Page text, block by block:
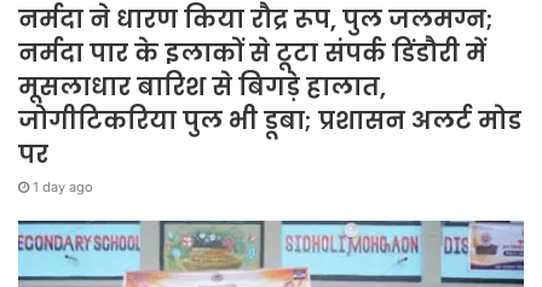
नर्मदा ने धारण किया रौद्र रूप, पुल जलमग्न;
नर्मदा पार के इलाकों से टूटा संपर्क डिंडौरी में
मूसलाधार बारिश से बिगड़े हालात,
जोगीटिकरिया पुल भी डूबा; प्रशासन अलर्ट मोड
पर
1 day ago